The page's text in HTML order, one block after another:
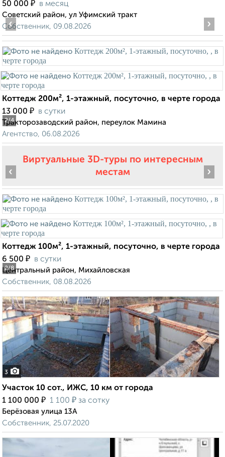
50 000 ₽ в месяц
Советский район, ул Уфимский тракт
Собственник, 09.08.2026
2/4
‹ ›
Коттедж 200м², 1-этажный, посуточно, в черте города
13 000 ₽ в сутки
Тракторозаводский район, переулок Мамина
Агентство, 06.08.2026
Виртуальные 3D-туры по интересным
местам
2/8
‹ ›
Коттедж 100м², 1-этажный, посуточно, в черте города
6 500 ₽ в сутки
Центральный район, Михайловская
Собственник, 08.08.2026
3
Участок 10 сот., ИЖС, 10 км от города
1 100 000 ₽ 1 100 ₽ за сотку
Берёзовая улица 13А
Собственник, 25.07.2020